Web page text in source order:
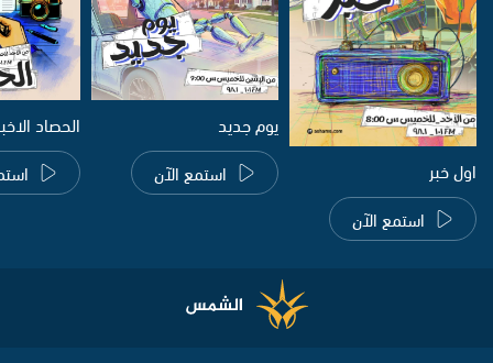
اول خبر
استمع الآن
يوم جديد
استمع الآن
الحصاد